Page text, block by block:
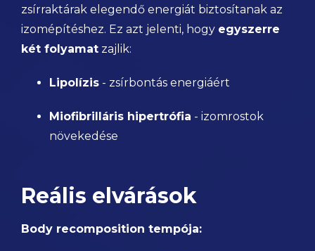
zsírraktárak elegendő energiát biztosítanak az
izomépítéshez. Ez azt jelenti, hogy egyszerre
két folyamat zajlik:
Lipolízis - zsírbontás energiáért
Miofibrilláris hipertrófia - izomrostok
növekedése
Reális elvárások
Body recomposition tempója: